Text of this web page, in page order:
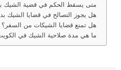
متى يسقط الحكم في قضية الشيك
هل يجوز التصالح في قضايا الشيك
هل تمنع قضايا الشيكات من السفر؟
ما هي مدة صلاحية الشيك في